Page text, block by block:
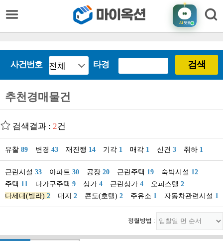
AI챗봇
사건번호 타경 검색
추천경매물건
검색결과 : 2건
유찰 89 변경 43 재진행 14 기각 1 매각 1 신건 3 취하 1
근린시설 33 아파트 30 공장 20 근린주택 19 숙박시설 12
주택 11 다가구주택 9 상가 4 근린상가 4 오피스텔 2
다세대(빌라) 2 대지 2 콘도(호텔) 2 주유소 1 자동차관련시설 1
정렬방법 :